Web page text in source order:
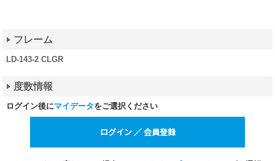
フレーム
LD-143-2 CLGR
度数情報
ログイン後にマイデータをご選択ください